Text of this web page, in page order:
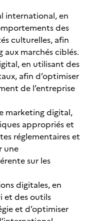
international, en
des
culturelles, afin
marchés ciblés.
en utilisant des
afin d’optimiser
de l’entreprise
marketing digital,
appropriés et
réglementaires et
une
sur les
digitales, en
et des outils
et d’optimiser